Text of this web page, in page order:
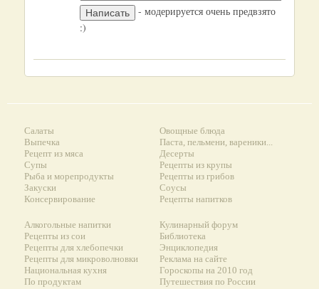
- модерируется очень предвзято
:)
Салаты
Выпечка
Рецепт из мяса
Супы
Рыба и морепродукты
Закуски
Консервирование
Овощные блюда
Паста, пельмени, вареники...
Десерты
Рецепты из крупы
Рецепты из грибов
Соусы
Рецепты напитков
Алкогольные напитки
Рецепты из сои
Рецепты для хлебопечки
Рецепты для микроволновки
Национальная кухня
По продуктам
Кулинарный форум
Библиотека
Энциклопедия
Реклама на сайте
Гороскопы на 2010 год
Путешествия по России